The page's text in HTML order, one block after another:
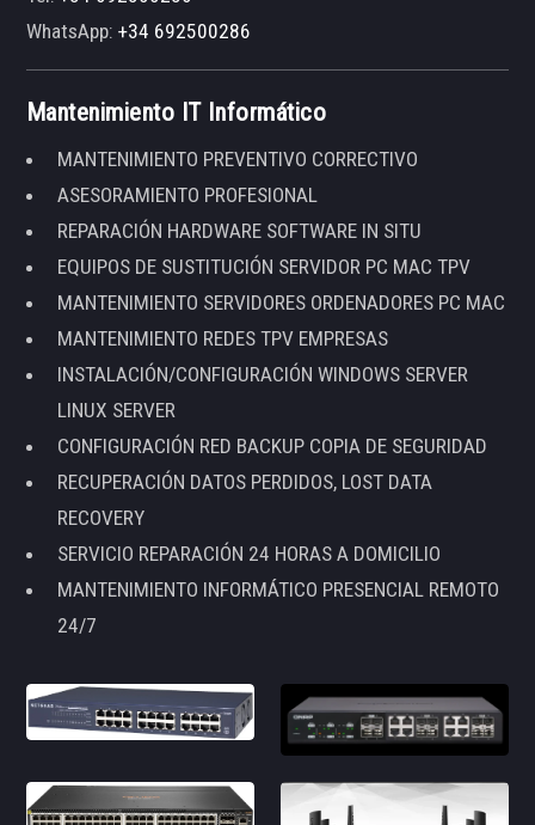
WhatsApp:+34 692500286
Mantenimiento IT Informático
MANTENIMIENTO PREVENTIVO CORRECTIVO
ASESORAMIENTO PROFESIONAL
REPARACIÓN HARDWARE SOFTWARE IN SITU
EQUIPOS DE SUSTITUCIÓN SERVIDOR PC MAC TPV
MANTENIMIENTO SERVIDORES ORDENADORES PC MAC
MANTENIMIENTO REDES TPV EMPRESAS
INSTALACIÓN/CONFIGURACIÓN WINDOWS SERVER
LINUX SERVER
CONFIGURACIÓN RED BACKUP COPIA DE SEGURIDAD
RECUPERACIÓN DATOS PERDIDOS, LOST DATA
RECOVERY
SERVICIO REPARACIÓN 24 HORAS A DOMICILIO
MANTENIMIENTO INFORMÁTICO PRESENCIAL REMOTO
24/7